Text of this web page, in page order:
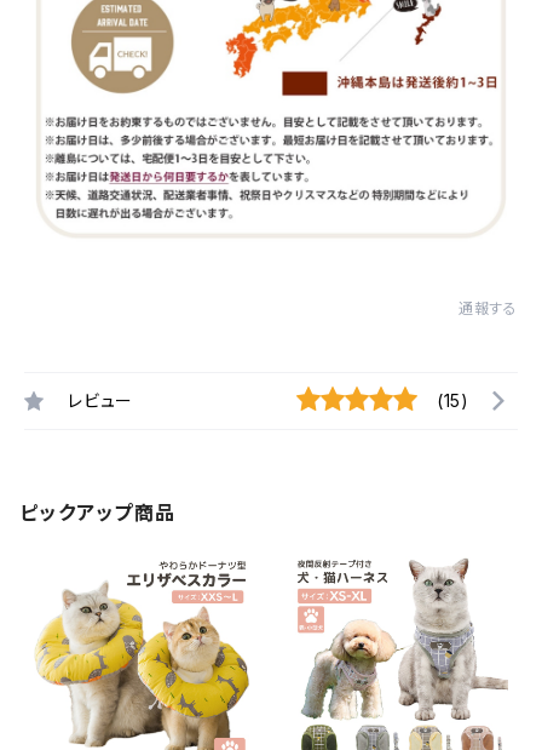
通報する
レビュー (15)
ピックアップ商品